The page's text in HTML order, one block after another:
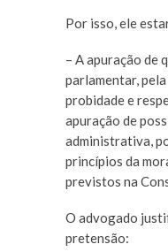
Por isso, ele
– A apuração de
parlamentar,
probidade e
apuração de
administrativa,
princípios da
previstos na
O advogado
pretensão: